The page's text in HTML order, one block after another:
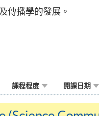
傳播學的發展。
課程程度 開課日期